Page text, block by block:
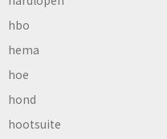
hbo
hema
hoe
hond
hootsuite